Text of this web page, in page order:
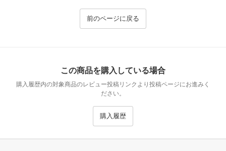
前のページに戻る
この商品を購入している場合
購入履歴内の対象商品のレビュー投稿リンクより投稿ページにお進みく
ださい。
購入履歴